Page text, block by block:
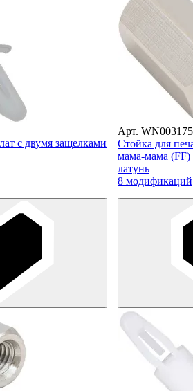
с двумя защелками
Арт.
Стойка для
мама-мама (FF)
латунь
8 модификаций